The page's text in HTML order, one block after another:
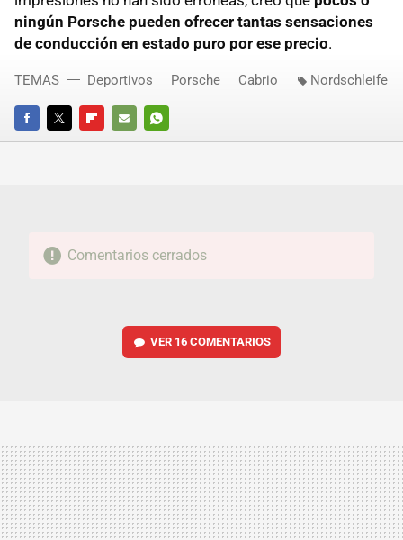
ningún Porsche pueden ofrecer tantas sensaciones
de conducción en estado puro por ese precio.
FACEBOOKTWITTERFLIPBOARD
E-
WHATSAPP
TEMAS Deportivos Porsche Cabrio Nordschleife
Comentarios cerrados
VER 16 COMENTARIOS